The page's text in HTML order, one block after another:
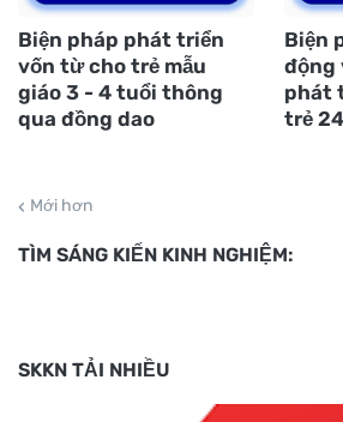
Biện pháp phát triển
vốn từ cho trẻ mẫu
giáo 3 - 4 tuổi thông
qua đồng dao
Biện
động
phát
trẻ
Mới hơn
TÌM SÁNG KIẾN KINH NGHIỆM:
SKKN TẢI NHIỀU